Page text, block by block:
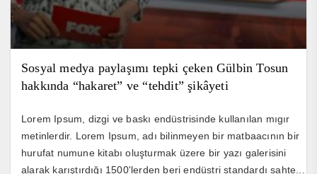
Sosyal medya paylaşımı tepki çeken Gülbin Tosun
hakkında “hakaret” ve “tehdit” şikâyeti
Lorem Ipsum, dizgi ve baskı endüstrisinde kullanılan mıgır
metinlerdir. Lorem Ipsum, adı bilinmeyen bir matbaacının bir
hurufat numune kitabı oluşturmak üzere bir yazı galerisini
alarak karıştırdığı 1500'lerden beri endüstri standardı sahte...